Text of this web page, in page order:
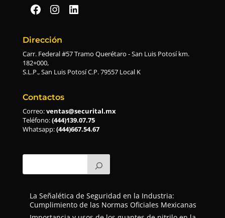
Securital en Facebook
Securital en Instagram
Securital en Linkedin
Dirección
Carr. Federal #57 Tramo Querétaro - San Luis Potosí km.
182+000,
S.L.P., San Luis Potosí C.P. 79557 Local K
Contactos
Correo:ventas@securital.mx
Teléfono:(444)139.07.75
Whatsapp:(444)667.54.67
La Señalética de Seguridad en la Industria:
Cumplimiento de las Normas Oficiales Mexicanas